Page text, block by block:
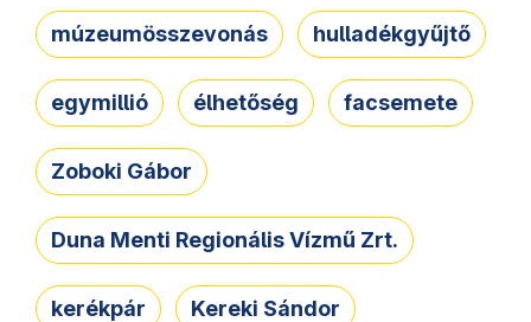
múzeumösszevonás hulladékgyűjtő
egymillió élhetőség facsemete
Zoboki Gábor
Duna Menti Regionális Vízmű Zrt.
kerékpár Kereki Sándor